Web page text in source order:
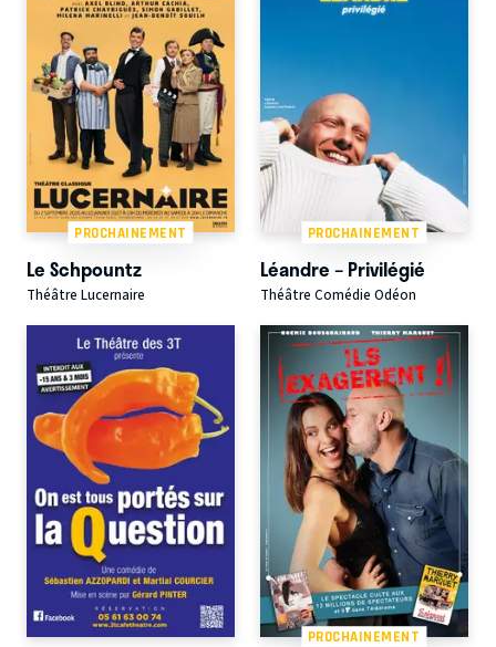
PROCHAINEMENT
Le Schpountz
Théâtre Lucernaire
PROCHAINEMENT
Léandre – Privilégié
Théâtre Comédie Odéon
PROCHAINEMENT